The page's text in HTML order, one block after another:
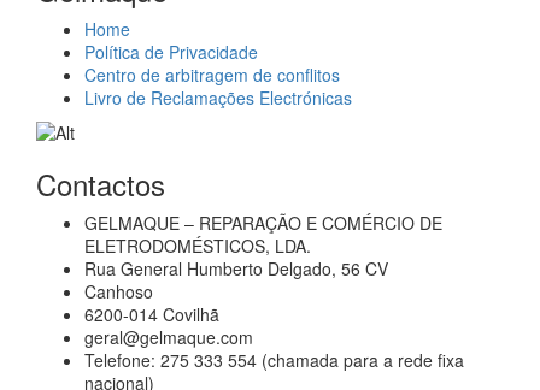
Home
Política de Privacidade
Centro de arbitragem de conflitos
Livro de Reclamações Electrónicas
Contactos
GELMAQUE – REPARAÇÃO E COMÉRCIO DE
ELETRODOMÉSTICOS, LDA.
Rua General Humberto Delgado, 56 CV
Canhoso
6200-014 Covilhã
geral@gelmaque.com
Telefone: 275 333 554 (chamada para a rede fixa
nacional)